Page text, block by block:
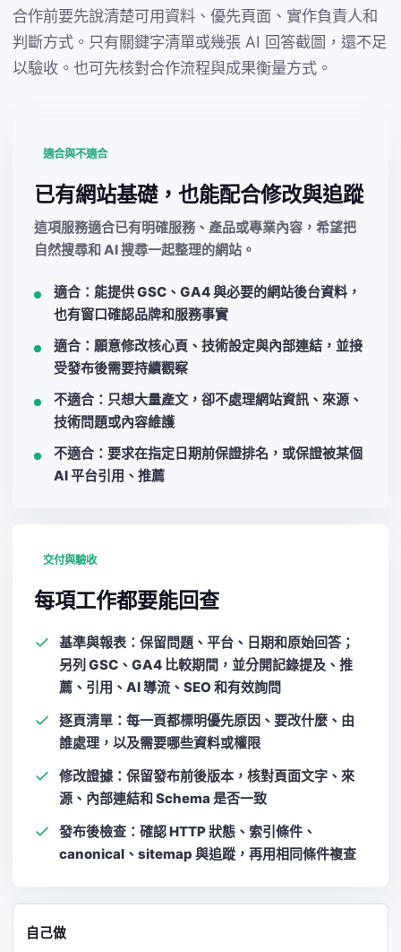
合作前要先說清楚可用資料、優先頁面、實作負責人和
判斷方式。只有關鍵字清單或幾張 AI 回答截圖，還不足
以驗收。也可先核對合作流程與成果衡量方式 。
適合與不適合
已有網站基礎，也能配合修改與追蹤
這項服務適合已有明確服務、產品或專業內容，希望把
自然搜尋和 AI 搜尋一起整理的網站。
適合：能提供 GSC、GA4 與必要的網站後台資料，
也有窗口確認品牌和服務事實
適合：願意修改核心頁、技術設定與內部連結，並接
受發布後需要持續觀察
不適合：只想大量產文，卻不處理網站資訊、來源、
技術問題或內容維護
不適合：要求在指定日期前保證排名，或保證被某個
AI 平台引用、推薦
交付與驗收
每項工作都要能回查
基準與報表：保留問題、平台、日期和原始回答；
另列 GSC、GA4 比較期間，並分開記錄提及、推
薦、引用、AI 導流、SEO 和有效詢問
逐頁清單：每一頁都標明優先原因、要改什麼、由
誰處理，以及需要哪些資料或權限
修改證據：保留發布前後版本，核對頁面文字、來
源、內部連結和 Schema 是否一致
發布後檢查：確認 HTTP 狀態、索引條件、
canonical、sitemap 與追蹤，再用相同條件複查
自己做